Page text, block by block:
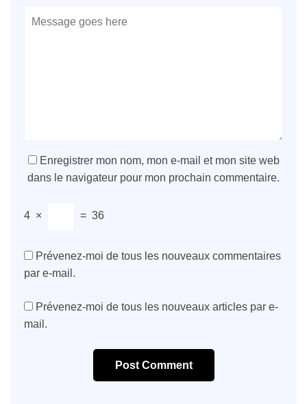
Enregistrer mon nom, mon e-mail et mon site web
dans le navigateur pour mon prochain commentaire.
4 × = 36
Prévenez-moi de tous les nouveaux commentaires
par e-mail.
Prévenez-moi de tous les nouveaux articles par e-
mail.
Post Comment